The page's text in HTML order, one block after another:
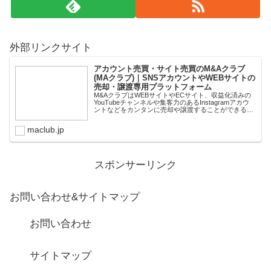
外部リンクサイト
アカウント売買・サイト売買のM&Aクラブ
(MAクラブ)｜SNSアカウントやWEBサイトの
売却・譲渡専用プラットフォーム
M&AクラブはWEBサイトやECサイト、収益化済みの
YouTubeチャンネルや集客力のあるInstagramアカウ
ントなどをカンタンに売却や譲渡することができるプ
maclub.jp
スポンサーリンク
お問い合わせ&サイトマップ
お問い合わせ
サイトマップ